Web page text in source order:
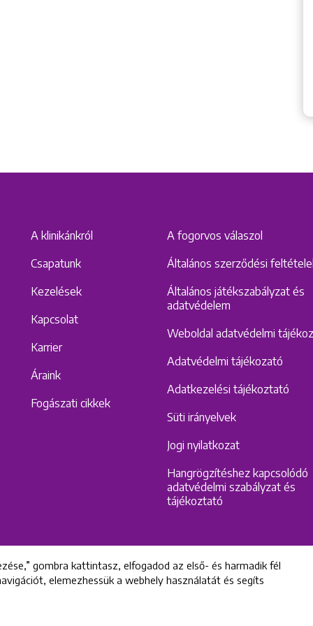
A klinikánkról
Csapatunk
Kezelések
Kapcsolat
Karrier
Áraink
Fogászati cikkek
A fogorvos válaszol
Általános szerződési
Általános játékszabályzat és
adatvédelem
Weboldal adatvédelmi
Adatvédelmi tájékozató
Adatkezelési tájékoztató
Süti irányelvek
Jogi nyilatkozat
Hangrögzítéshez kapcsolódó
adatvédelmi szabályzat és
tájékoztató
All rights reserved © 2022 Uniklinik Dental and Implant Center
gombra kattintasz, elfogadod az első- és harmadik fél
elemezhessük a webhely használatát és segíts